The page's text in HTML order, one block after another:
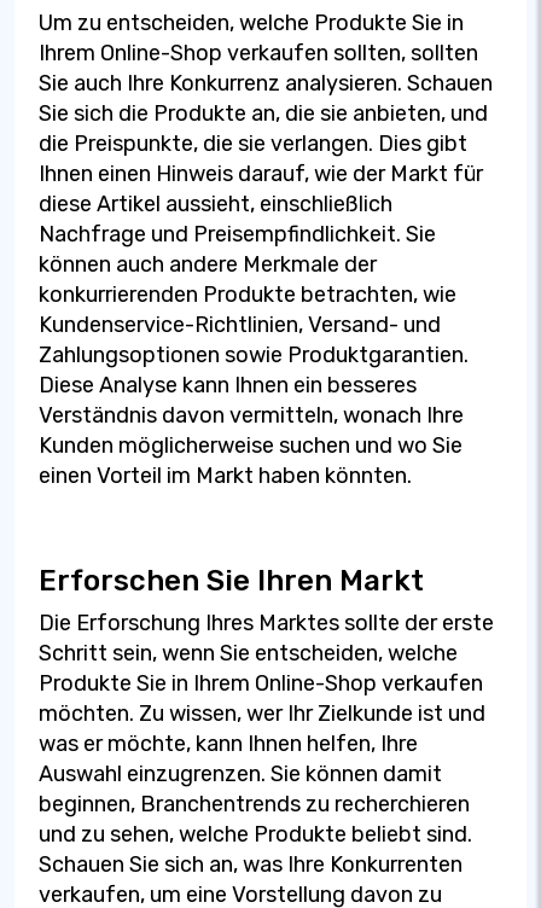
Um zu entscheiden, welche Produkte Sie in
Ihrem Online-Shop verkaufen sollten, sollten
Sie auch Ihre Konkurrenz analysieren. Schauen
Sie sich die Produkte an, die sie anbieten, und
die Preispunkte, die sie verlangen. Dies gibt
Ihnen einen Hinweis darauf, wie der Markt für
diese Artikel aussieht, einschließlich
Nachfrage und Preisempfindlichkeit. Sie
können auch andere Merkmale der
konkurrierenden Produkte betrachten, wie
Kundenservice-Richtlinien, Versand- und
Zahlungsoptionen sowie Produktgarantien.
Diese Analyse kann Ihnen ein besseres
Verständnis davon vermitteln, wonach Ihre
Kunden möglicherweise suchen und wo Sie
einen Vorteil im Markt haben könnten.
Erforschen Sie Ihren Markt
Die Erforschung Ihres Marktes sollte der erste
Schritt sein, wenn Sie entscheiden, welche
Produkte Sie in Ihrem Online-Shop verkaufen
möchten. Zu wissen, wer Ihr Zielkunde ist und
was er möchte, kann Ihnen helfen, Ihre
Auswahl einzugrenzen. Sie können damit
beginnen, Branchentrends zu recherchieren
und zu sehen, welche Produkte beliebt sind.
Schauen Sie sich an, was Ihre Konkurrenten
verkaufen, um eine Vorstellung davon zu